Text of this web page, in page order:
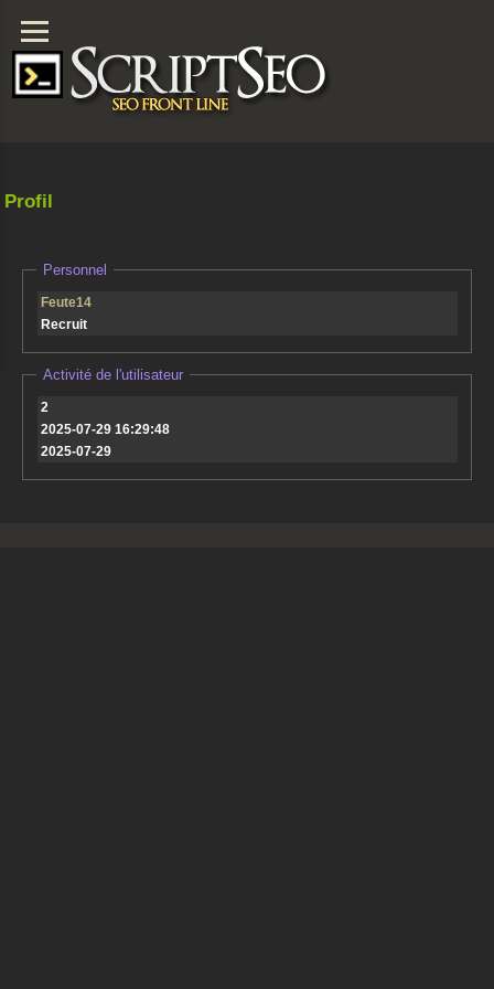
Profil
Personnel
Feute14
Recruit
Activité de l'utilisateur
2
2025-07-29 16:29:48
2025-07-29